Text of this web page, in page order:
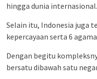
hingga dunia internasional.
Selain itu, Indonesia juga
kepercayaan serta 6
Dengan begitu
bersatu dibawah satu